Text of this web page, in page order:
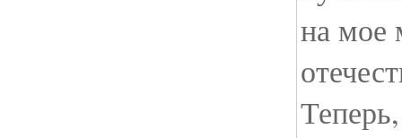
на мое